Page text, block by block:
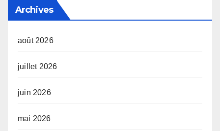
Archives
août 2026
juillet 2026
juin 2026
mai 2026